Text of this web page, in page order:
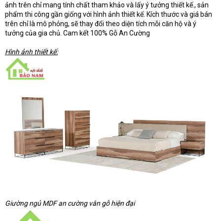
ảnh trên chỉ mang tính chất tham khảo và lấy ý tưởng thiết kế., sản
phẩm thi công gần giống với hình ảnh thiết kế. Kích thước và giá bán
trên chỉ là mô phỏng, sẽ thay đổi theo diện tích mỗi căn hộ và ý
tưởng của gia chủ. Cam kết 100% Gỗ An Cường
Hình ảnh thiết kế:
Giường ngủ MDF an cường vân gỗ hiện đại